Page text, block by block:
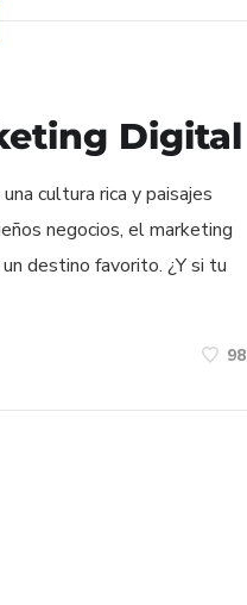
Digital
cultura rica y paisajes
negocios, el marketing
destino favorito. ¿Y si tu
98